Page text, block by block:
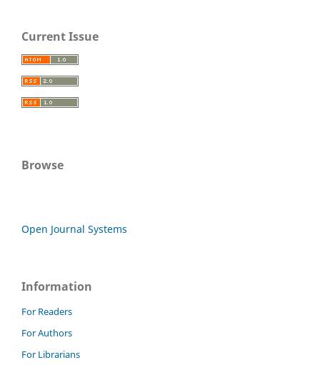
Current Issue
Browse
Open Journal Systems
Information
For Readers
For Authors
For Librarians